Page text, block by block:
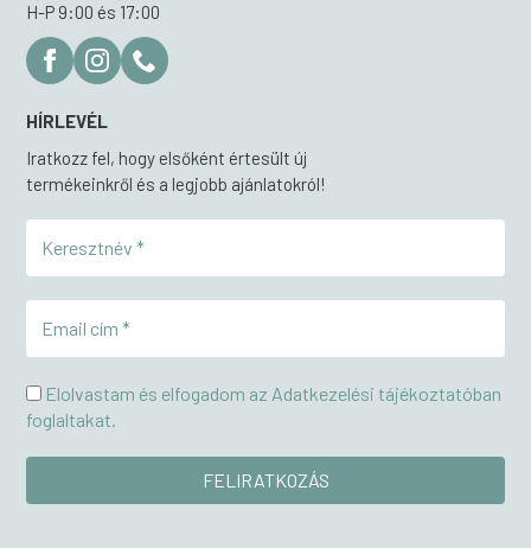
H-P 9:00 és 17:00
HÍRLEVÉL
Iratkozz fel, hogy elsőként értesült új
termékeinkről és a legjobb ajánlatokról!
Elolvastam és elfogadom az Adatkezelési tájékoztatóban
foglaltakat.